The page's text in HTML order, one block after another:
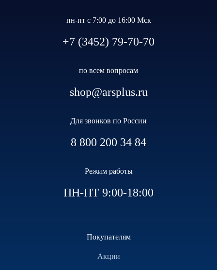
пн-пт с 7:00 до 16:00 Мск
+7 (3452) 79-70-70
по всем вопросам
shop@arsplus.ru
Для звонков по России
8 800 200 34 84
Режим работы
ПН-ПТ 9:00-18:00
Покупателям
Акции